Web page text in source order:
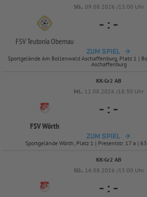
SO.. 09.08.2026 /15:00 Uhr
FSV Teutonia Obernau
- : -
ZUM SPIEL
Sportgelände Am Bollenwald Aschaffenburg, Platz 1 |
Aschaffenburg
KK-Gr2 AB
MI.. 12.08.2026 /18:30 Uhr
FSV Wörth
- : -
ZUM SPIEL
Sportgelände Wörth, Platz 1 | Presentstr. 17 a |
KK-Gr2 AB
SO.. 16.08.2026 /15:00 Uhr
- : -